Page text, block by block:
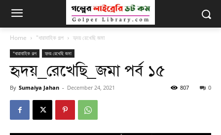
Home "ধারাবাহিক গল্প হৃদয় রেখেছি জমা
"ধারাবাহিক গল্প হৃদয় রেখেছি জমা
হৃদয়_রেখেছি_জমা পর্ব ১৫
By Sumaiya Jahan - December 24, 2021 0
807